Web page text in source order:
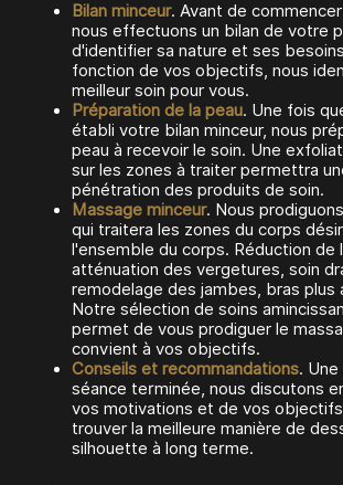
Bilan minceur. Avant de
nous effectuons un bilan de votre
d'identifier sa nature et ses
fonction de vos objectifs, nous
meilleur soin pour vous.
Préparation de la peau. Une fois
établi votre bilan minceur, nous
peau à recevoir le soin. Une
sur les zones à traiter permettra
pénétration des produits de soin.
Massage minceur. Nous
qui traitera les zones du corps
l'ensemble du corps. Réduction de
atténuation des vergetures, soin
remodelage des jambes, bras plus
Notre sélection de soins
permet de vous prodiguer le
convient à vos objectifs.
Conseils et recommandations.
séance terminée, nous discutons
vos motivations et de vos
trouver la meilleure manière de
silhouette à long terme.